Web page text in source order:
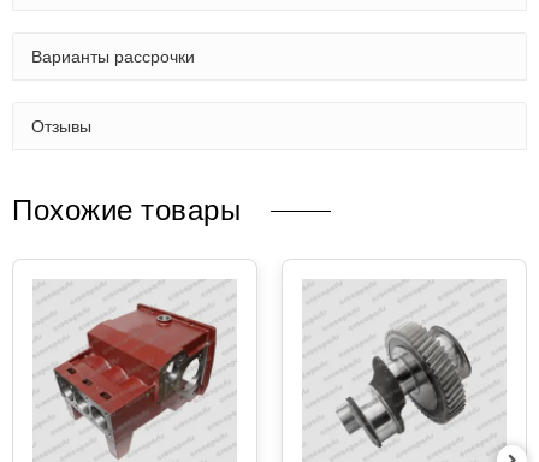
Варианты рассрочки
Отзывы
Похожие товары